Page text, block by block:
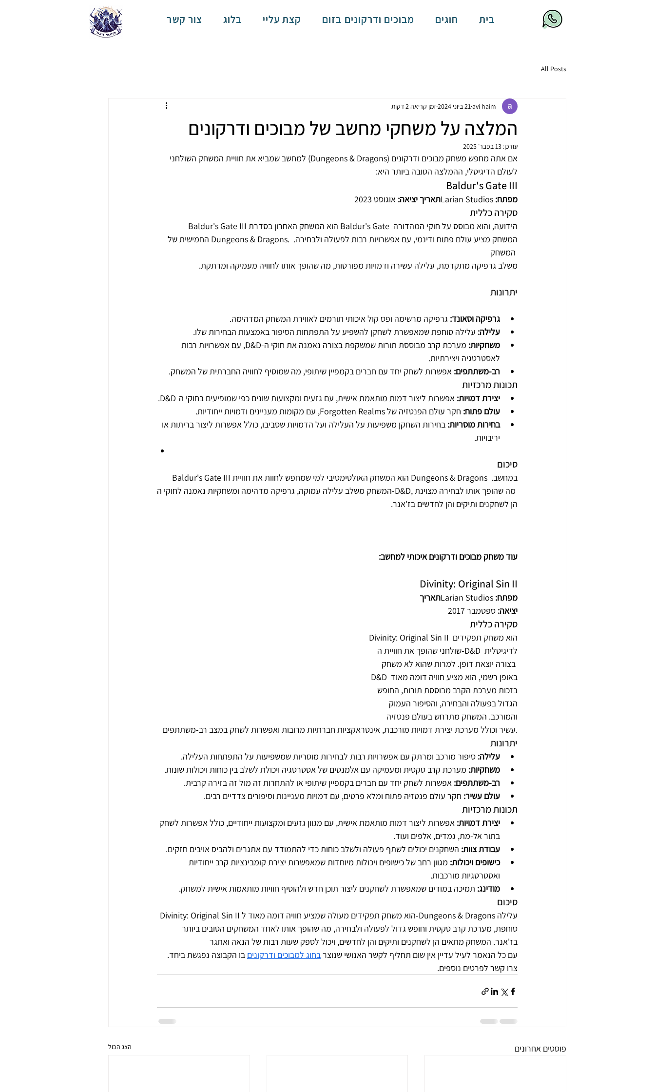
בית חוגים מבוכים ודרקונים בזום קצת עליי בלוג צור קשר
All Posts
המלצה על משחקי מחשב של מבוכים ודרקונים
avi haim 21 ביוני 2024 זמן קריאה 2 דקות
עודכן: 13 בפבר׳ 2025
אם אתה מחפש משחק מבוכים ודרקונים (Dungeons & Dragons) למחשב שמביא את חוויית המשחק השולחני
לעולם הדיגיטלי, ההמלצה הטובה ביותר היא:
Baldur's Gate III
מפתח: תאריך יציאה: אוגוסט 2023
סקירה כללית
Baldur's Gate III הוא המשחק האחרון בסדרת Baldur's Gate הידועה, והוא מבוסס על חוקי המהדורה
החמישית של Dungeons & Dragons. המשחק מציע עולם פתוח ודינמי, עם אפשרויות רבות לפעולה ולבחירה.
משלב גרפיקה מתקדמת, עלילה עשירה ודמויות מפורטות, מה שהופך אותו לחוויה מעמיקה ומרתקת.
יתרונות
גרפיקה וסאונד: גרפיקה מרשימה ופס קול איכותי תורמים לאווירת המשחק המדהימה.
עלילה: עלילה סוחפת שמאפשרת לשחקן להשפיע על התפתחות הסיפור באמצעות הבחירות שלו.
משחקיות:
מערכת קרב מבוססת תורות שמשקפת בצורה נאמנה את חוקי ה-D&D, עם אפשרויות רבות
לאסטרטגיה ויצירתיות.
רב-משתתפים: אפשרות לשחק יחד עם חברים בקמפיין שיתופי, מה שמוסיף לחוויה החברתית של המשחק.
תכונות מרכזיות
יצירת דמויות: אפשרות ליצור דמות מותאמת אישית, עם גזעים ומקצועות שונים כפי שמופיעים בחוקי ה-D&D.
עולם פתוח: חקר עולם הפנטזיה של Forgotten Realms, עם מקומות מעניינים ודמויות ייחודיות.
בחירות מוסריות: בחירות השחקן משפיעות על העלילה ועל הדמויות שסביבו, כולל אפשרות ליצור בריתות או
יריבויות.
סיכום
Baldur's Gate III הוא המשחק האולטימטיבי למי שמחפש לחוות את חוויית Dungeons & Dragons במחשב.
הן לשחקנים ותיקים והן לחדשים בז'אנר.
עוד משחק מבוכים ודרקונים איכותי למחשב:
Divinity: Original Sin II
מפתח:
תאריך
יציאה: ספטמבר 2017
סקירה כללית
Divinity: Original Sin II הוא משחק תפקידים
שולחני שהופך את חוויית ה-D&D לדיגיטלית
בצורה יוצאת דופן. למרות שהוא לא משחק
D&D באופן רשמי, הוא מציע חוויה דומה מאוד
בזכות מערכת הקרב מבוססת תורות, החופש
הגדול בפעולה והבחירה, והסיפור העמוק
והמורכב. המשחק מתרחש בעולם פנטזיה
עשיר וכולל מערכת יצירת דמויות מורכבת, אינטראקציות חברתיות מרובות ואפשרות לשחק במצב רב-משתתפים.
יתרונות
עלילה: סיפור מורכב ומרתק עם אפשרויות רבות לבחירות מוסריות שמשפיעות על התפתחות העלילה.
משחקיות: מערכת קרב טקטית ומעמיקה עם אלמנטים של אסטרטגיה ויכולת לשלב בין כוחות ויכולות שונות.
רב-משתתפים: אפשרות לשחק יחד עם חברים בקמפיין שיתופי או להתחרות זה מול זה בזירה קרבית.
עולם עשיר: חקר עולם פנטזיה פתוח ומלא פרטים, עם דמויות מעניינות וסיפורים צדדיים רבים.
תכונות מרכזיות
יצירת דמויות: אפשרות ליצור דמות מותאמת אישית, עם מגוון גזעים ומקצועות ייחודיים, כולל אפשרות לשחק
בתור אל-מת, גמדים, אלפים ועוד.
עבודת צוות: השחקנים יכולים לשתף פעולה ולשלב כוחות כדי להתמודד עם אתגרים ולהביס אויבים חזקים.
כישופים ויכולות: מגוון רחב של כישופים ויכולות מיוחדות שמאפשרות יצירת קומבינציות קרב ייחודיות
ואסטרטגיות מורכבות.
מודינג: תמיכה במודים שמאפשרת לשחקנים ליצור תוכן חדש ולהוסיף חוויות מותאמות אישית למשחק.
סיכום
Divinity: Original Sin II הוא משחק תפקידים מעולה שמציע חוויה דומה מאוד ל-Dungeons & Dragonsעלילה
סוחפת, מערכת קרב טקטית וחופש גדול לפעולה ולבחירה, מה שהופך אותו לאחד המשחקים הטובים ביותר
בז'אנר. המשחק מתאים הן לשחקנים ותיקים והן לחדשים, ויכול לספק שעות רבות של הנאה ואתגר
עם כל הנאמר לעיל עדיין אין שום תחליף לקשר האנושי שנוצר בחוג למבוכים ודרקונים בו הקבוצה נפגשת ביחד.
צרו קשר לפרטים נוספים.
פוסטים אחרונים הצג הכול